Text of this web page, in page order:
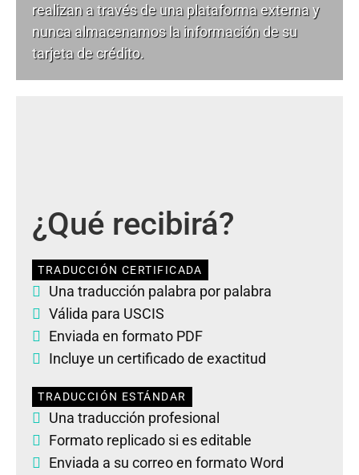
realizan a través de una plataforma externa y
nunca almacenamos la información de su
tarjeta de crédito.
¿Qué recibirá?
TRADUCCIÓN CERTIFICADA
Una traducción palabra por palabra
Válida para USCIS
Enviada en formato PDF
Incluye un certificado de exactitud
TRADUCCIÓN ESTÁNDAR
Una traducción profesional
Formato replicado si es editable
Enviada a su correo en formato Word